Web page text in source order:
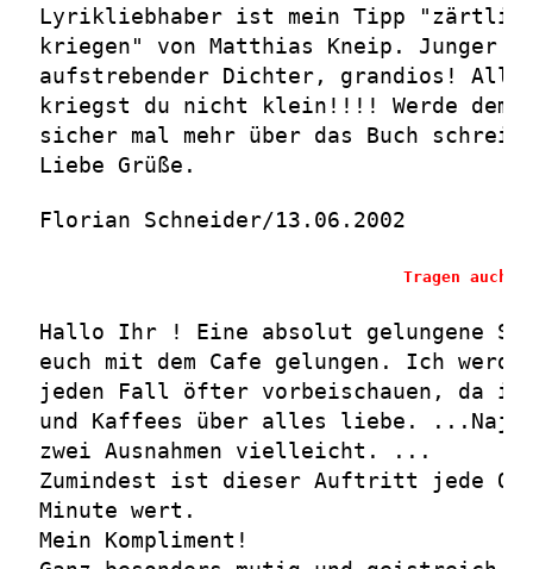
Lyrikliebhaber ist mein Tipp
kriegen" von Matthias Kneip. Junger
aufstrebender Dichter, grandios!
kriegst du nicht klein!!!! Werde
sicher mal mehr über das Buch
Liebe Grüße.
Florian Schneider/13.06.2002
Tragen auch
Hallo Ihr ! Eine absolut gelungene
euch mit dem Cafe gelungen. Ich
jeden Fall öfter vorbeischauen, da
und Kaffees über alles liebe.
zwei Ausnahmen vielleicht. ...
Zumindest ist dieser Auftritt jede
Minute wert.
Mein Kompliment!